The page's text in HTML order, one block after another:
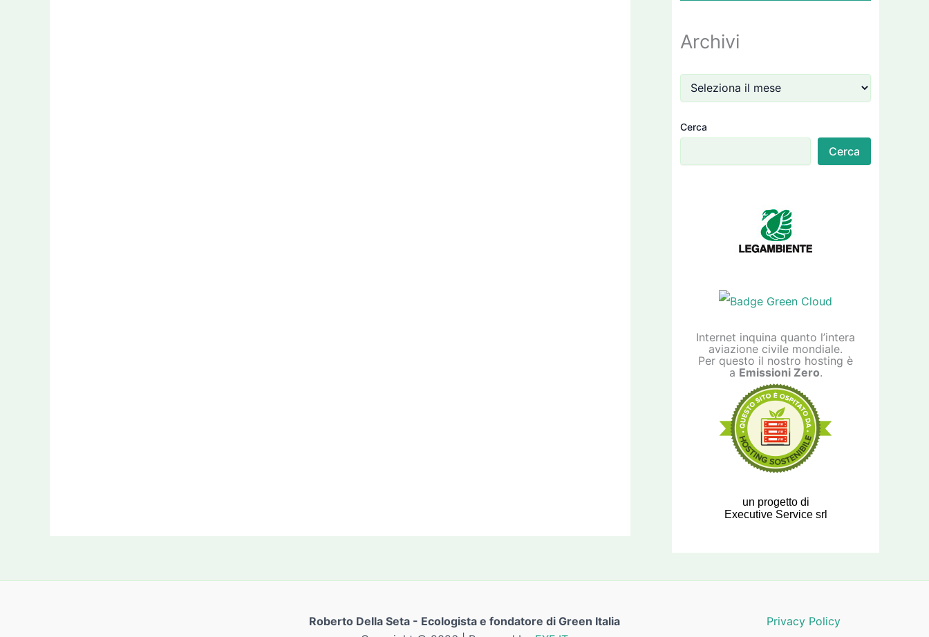
Archivi
Cerca
Cerca
Internet inquina quanto l’intera
aviazione civile mondiale.
Per questo il nostro hosting è
a Emissioni Zero.
un progetto di
Executive Service srl
Roberto Della Seta - Ecologista e fondatore di Green Italia
Privacy Policy